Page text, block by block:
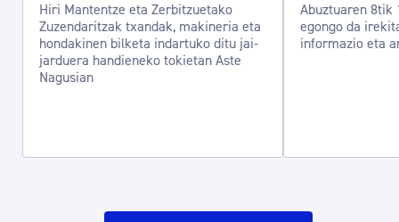
Hiri Mantentze eta Zerbitzuetako
Zuzendaritzak txandak, makineria eta
hondakinen bilketa indartuko ditu jai-
jarduera handieneko tokietan Aste
Nagusian
Abuztuaren 8tik
egongo da
informazio eta